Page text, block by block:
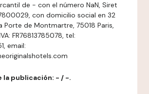
de - con el número NaN, Siret
con domicilio social en 32
Porte de Montmartre, 75018 Paris,
FR76813785078, tel:
email:
la publicación: - / -.